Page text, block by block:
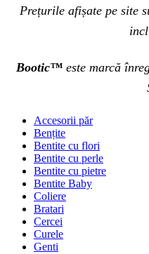
Prețurile afișate pe site
Bootic™ este marcă
Accesorii păr
Bențite
Bentite cu flori
Bentite cu perle
Bentite cu pietre
Bentite Baby
Coliere
Bratari
Cercei
Curele
Genti